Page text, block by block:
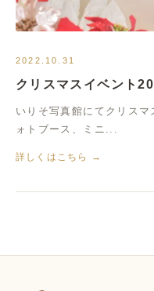
2022.10.31
クリスマスイベント
いりそ写真館にてクリス
ォトブース、ミニ...
詳しくはこちら →